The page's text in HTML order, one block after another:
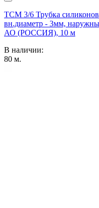
ТСМ 3/6 Трубка
вн.диаметр - 3мм,
АО (РОССИЯ), 10 м
В наличии:
80 м.